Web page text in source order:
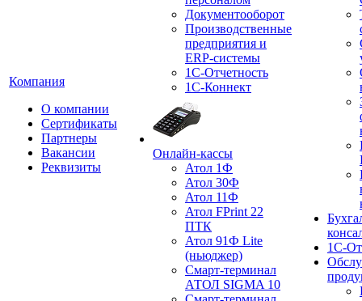
Компания
О компании
Сертификаты
Партнеры
Вакансии
Реквизиты
Документооборот
Производственные
предприятия и
ERP-системы
1С-Отчетность
1С-Коннект
Онлайн-кассы
Атол 1Ф
Атол 30Ф
Атол 11Ф
Атол FPrint 22
ПТК
Атол 91Ф Lite
(ньюджер)
Смарт-терминал
АТОЛ SIGMA 10
1С-